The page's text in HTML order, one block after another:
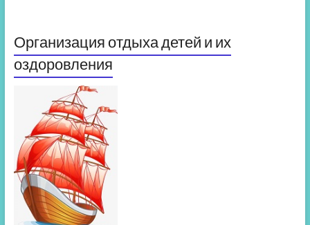
Организация отдыха детей и их
оздоровления